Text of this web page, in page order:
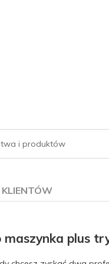
i produktów
KLIENTÓW
maszynka plus